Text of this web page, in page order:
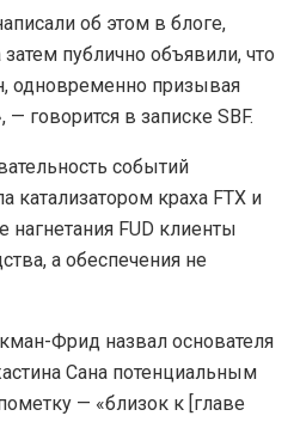
на крупнейшую по
утечку балансового
CoinDesk.
на «частный документ»
фирма FTX находится
поскольку
составляет токен FTT.
об этом в блоге,
публично объявили, что